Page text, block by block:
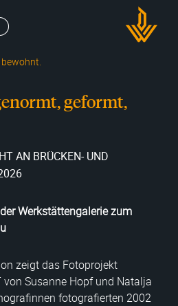
geformt,
AN BRÜCKEN- UND
Werkstättengalerie zum
zeigt das Fotoprojekt
von Susanne Hopf und Natalja
fotografierten 2002